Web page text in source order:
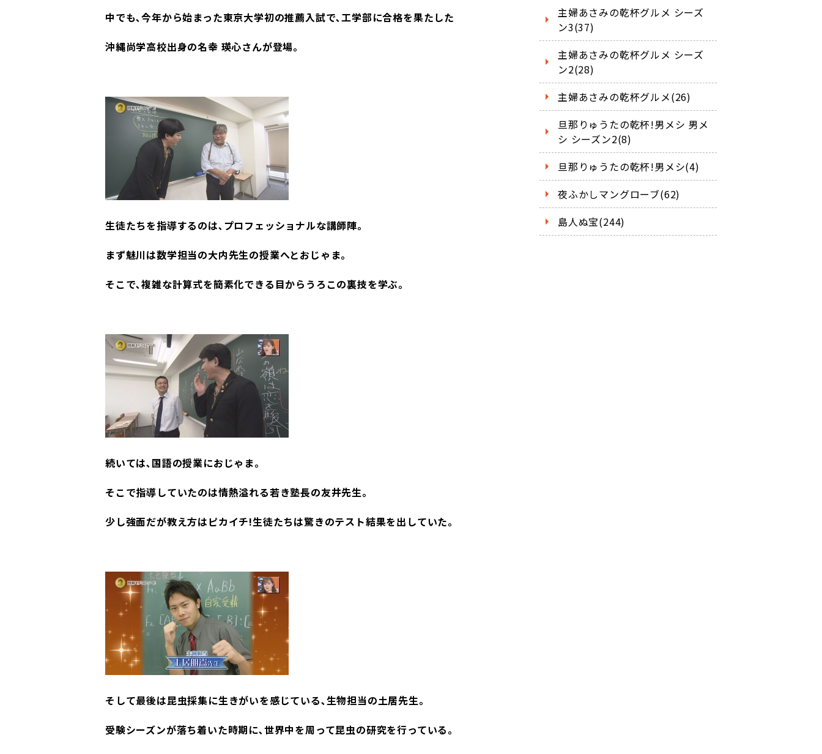
中でも､今年から始まった東京大学初の推薦入試で､工学部に合格を果たした
沖縄尚学高校出身の名幸 瑛心さんが登場｡
生徒たちを指導するのは､プロフェッショナルな講師陣｡
まず魅川は数学担当の大内先生の授業へとおじゃま｡
そこで､複雑な計算式を簡素化できる目からうろこの裏技を学ぶ｡
続いては､国語の授業におじゃま｡
そこで指導していたのは情熱溢れる若き塾長の友井先生｡
少し強面だが教え方はピカイチ!生徒たちは驚きのテスト結果を出していた｡
そして最後は昆虫採集に生きがいを感じている､生物担当の土居先生｡
受験シーズンが落ち着いた時期に､世界中を周って昆虫の研究を行っている｡
主婦あさみの乾杯グルメ シーズ
ン3(37)
主婦あさみの乾杯グルメ シーズ
ン2(28)
主婦あさみの乾杯グルメ(26)
旦那りゅうたの乾杯!男メシ 男メ
シ シーズン2(8)
旦那りゅうたの乾杯!男メシ(4)
夜ふかしマングローブ(62)
島人ぬ宝(244)